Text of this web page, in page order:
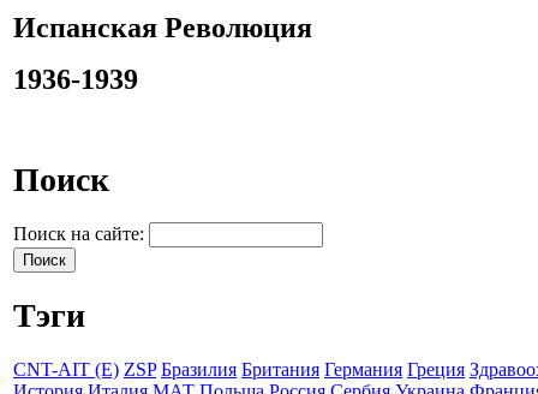
Испанская Революция
1936-1939
Поиск
Поиск на сайте:
Тэги
CNT-AIT (E) ZSP Бразилия Британия Германия Греция